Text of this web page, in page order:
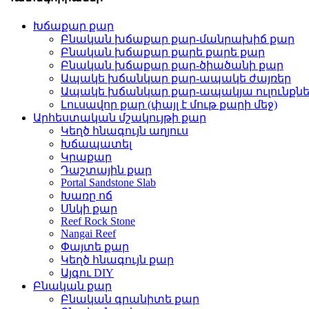
Խճաքար քար
Բնական խճաքար քար-մանրախիճ քար
Բնական խճաքար քարե քարե քար
Բնական խճաքար քար-ծիածանի քար
Ապակե խճանկար քար-ապակե ժայռեր
Ապակե խճանկար քար-ապակյա
Լուսավոր քար (փայլ է մութ քարի մեջ)
Արհեստական ​​մշակույթի քար
Կեղծ հնագույն աղյուս
Խճապատել
Կրաքար
Դաշտային քար
Portal Sandstone Slab
Խառը ոճ
Սնկի քար
Reef Rock Stone
Nangai Reef
Փայտե քար
Կեղծ հնագույն քար
Այգու DIY
Բնական քար
Բնական գրանիտե քար